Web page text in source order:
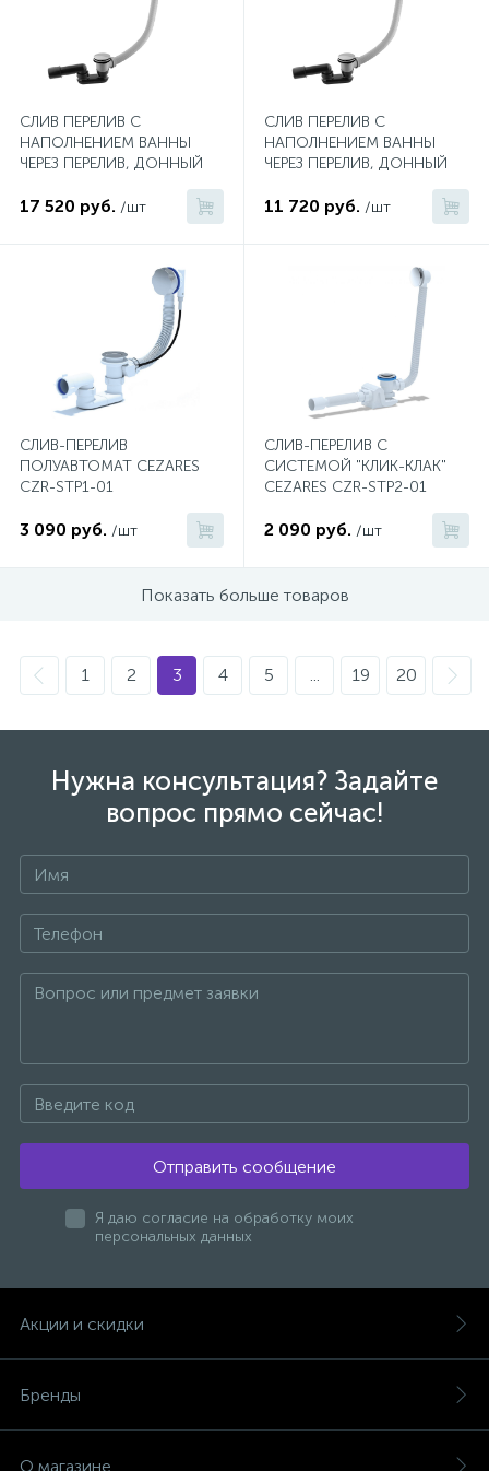
СЛИВ ПЕРЕЛИВ С
НАПОЛНЕНИЕМ ВАННЫ
ЧЕРЕЗ ПЕРЕЛИВ, ДОННЫЙ
"КЛИК-КЛАК" БРОНЗА
17 520 руб. /шт
СЛИВ ПЕРЕЛИВ С
НАПОЛНЕНИЕМ ВАННЫ
ЧЕРЕЗ ПЕРЕЛИВ, ДОННЫЙ
"КЛИК-КЛАК" ХРОМ
11 720 руб. /шт
СЛИВ-ПЕРЕЛИВ
ПОЛУАВТОМАТ CEZARES
CZR-STP1-01
3 090 руб. /шт
СЛИВ-ПЕРЕЛИВ С
СИСТЕМОЙ "КЛИК-КЛАК"
CEZARES CZR-STP2-01
2 090 руб. /шт
Показать больше товаров
1 2 3 4 5 ... 19 20
Нужна консультация? Задайте
вопрос прямо сейчас!
+7
Отправить сообщение
Я даю согласие на обработку моих
персональных данных
Акции и скидки
Бренды
О магазине
Ручные души со штуцером
Смесители для биде
Смесители для ванны
Смесители для ванны и душа
Смесители для душа
Смесители для кухни
Смесители для накладных раковин
Смесители для раковины
47
Смесители термостатические
Штуцеры с держателем